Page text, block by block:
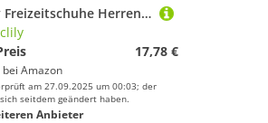
ticticlily Freizeitschuhe Herren Sneaker Walkingschuhe Berufsschuhe Leichte Trainers Platform Canvas Schnürschuh in Schlichter Optik Low Top B Blau 41 EU
17,78 €
Amazon
am 27.09.2025 um 00:03; der
seitdem geändert haben.
Anbieter